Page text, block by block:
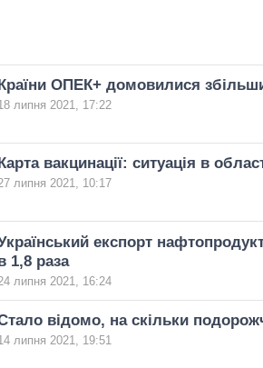
ОПЕК+ домовилися
липня 2021, 17:22
Карта вакцинації: ситуація в
липня 2021, 10:17
експорт
1,8 раза
липня 2021, 16:24
відомо, на скільки
липня 2021, 19:51